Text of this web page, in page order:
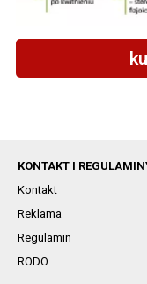
KONTAKT I
Kontakt
Reklama
Regulamin
RODO